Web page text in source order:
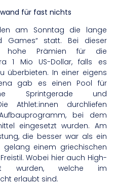
für fast nichts
am Sonntag die lange
Games“ statt. Bei dieser
hohe Prämien für die
1 Mio US-Dollar, falls es
überbieten. In einer eigens
gab es einen Pool für
Sprintgerade und
Athlet:innen durchliefen
bei dem
eingesetzt wurden. Am
die besser war als ein
gelang einem griechischen
Wobei hier auch High-
wurden, welche im
erlaubt sind.